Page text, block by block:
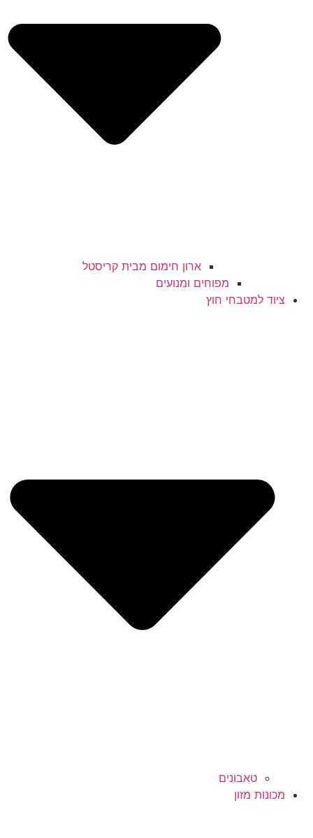
ארון חימום מבית קריסטל
מפוחים ומנועים
ציוד למטבחי חוץ
טאבונים
מכונות מזון